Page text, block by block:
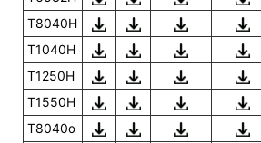
T8040H
T1040H
T1250H
T1550H
T8040α